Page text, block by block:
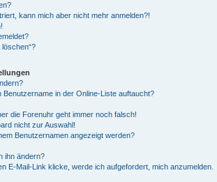
kann mich aber nicht mehr anmelden?!
in der Online-Liste auftaucht?
die Forenuhr geht immer noch falsch!
nicht zur Auswahl!
Benutzernamen angezeigt werden?
ihn ändern?
E-Mail-Link klicke, werde ich aufgefordert, mich anzumelden.